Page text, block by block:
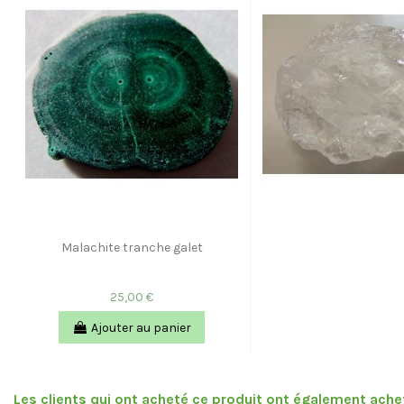
Malachite tranche galet
25,00 €
Ajouter au panier
Les clients qui ont acheté ce produit ont également